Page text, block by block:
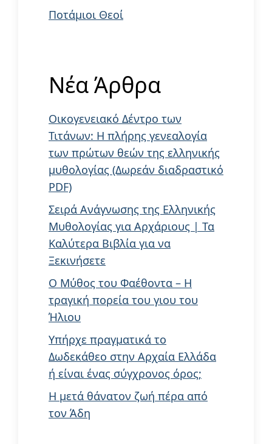
Ποτάμιοι Θεοί
Νέα Άρθρα
Οικογενειακό Δέντρο των
Τιτάνων: Η πλήρης γενεαλογία
των πρώτων θεών της ελληνικής
μυθολογίας (Δωρεάν διαδραστικό
PDF)
Σειρά Ανάγνωσης της Ελληνικής
Μυθολογίας για Αρχάριους | Τα
Καλύτερα Βιβλία για να
Ξεκινήσετε
Ο Μύθος του Φαέθοντα – Η
τραγική πορεία του γιου του
Ήλιου
Υπήρχε πραγματικά το
Δωδεκάθεο στην Αρχαία Ελλάδα
ή είναι ένας σύγχρονος όρος;
Η μετά θάνατον ζωή πέρα από
τον Άδη